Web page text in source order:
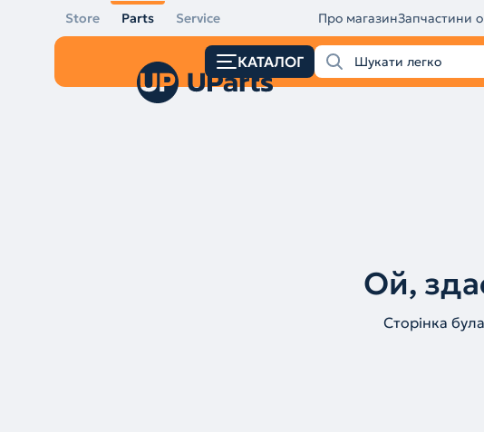
Store Parts Service Про магазинЗапчастини
КАТАЛОГ
Ой,
Сторінка